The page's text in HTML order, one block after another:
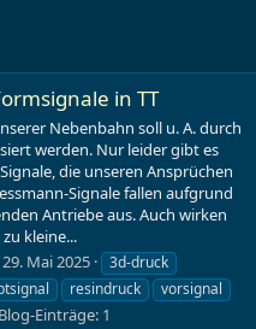
in TT
Nebenbahn soll u. A. durch
werden. Nur leider gibt es
die unseren Ansprüchen
Signale fallen aufgrund
Antriebe aus. Auch wirken
kleine...
29. Mai 2025
3d-druck
resindruck
vorsignal
Blog-Einträge: 1